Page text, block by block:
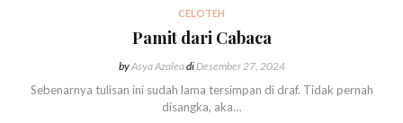
CELOTEH
Pamit dari Cabaca
byAsya AzaleadiDesember 27, 2024
Sebenarnya tulisan ini sudah lama tersimpan di draf. Tidak pernah
disangka, aka…